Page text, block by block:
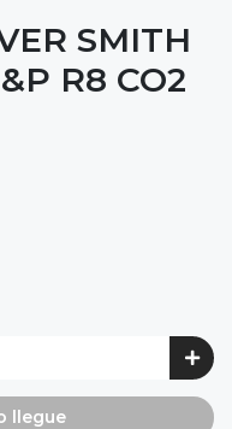
SMITH
R8 CO2
llegue